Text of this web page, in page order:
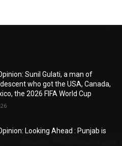
Sunil Gulati, a man of
who got the USA, Canada,
the 2026 FIFA World Cup
Looking Ahead : Punjab is